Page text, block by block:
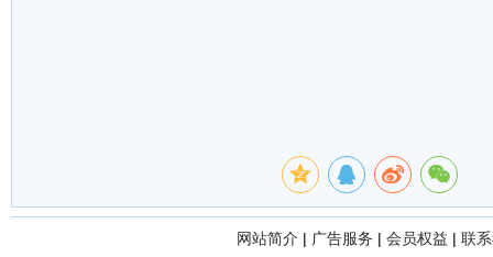
网站简介 | 广告服务 | 会员权益 | 联